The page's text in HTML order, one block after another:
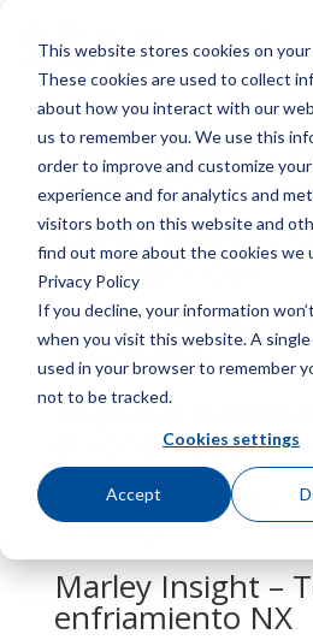
This website stores cookies on
These cookies are used to collect
about how you interact with our
us to remember you. We use this
order to improve and customize
experience and for analytics and
visitors both on this website and
find out more about the cookies we
Privacy Policy
If you decline, your information
when you visit this website. A
used in your browser to remember
not to be tracked.
Cookies settings
Accept
Marley Insight –
la plataforma
Marley Insight –
ultrasilencioso
Marley Insight -
sonido NC
Registrar
el condensador
Marley Insight –
OSHPD
Marley Insight –
enfriamiento NX